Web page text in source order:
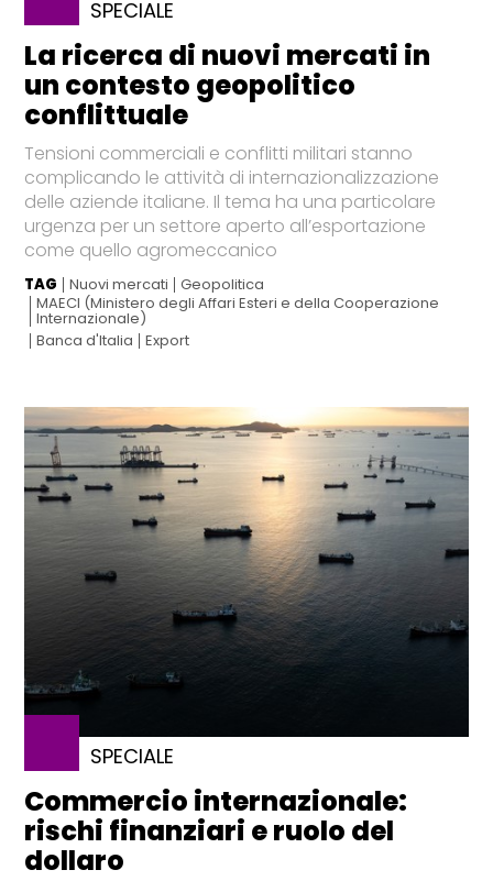
SPECIALE
La ricerca di nuovi mercati in
un contesto geopolitico
conflittuale
Tensioni commerciali e conflitti militari stanno
complicando le attività di internazionalizzazione
delle aziende italiane. Il tema ha una particolare
urgenza per un settore aperto all’esportazione
come quello agromeccanico
TAG Nuovi mercati
Geopolitica
MAECI (Ministero degli Affari Esteri e della Cooperazione
Internazionale)
Banca d'Italia
Export
SPECIALE
Commercio internazionale:
rischi finanziari e ruolo del
dollaro